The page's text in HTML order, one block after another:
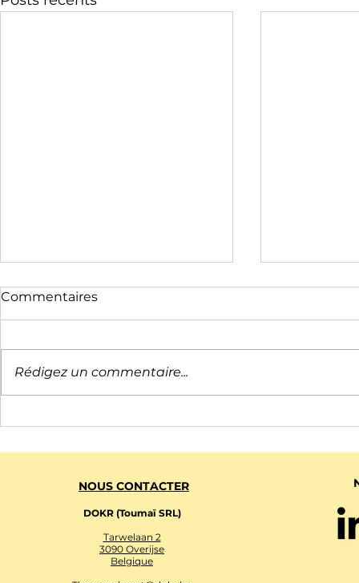
tarification
Commentaires
Rédigez un commentaire...
NOUS CONTACTER
DOKR (Toumaï SRL)
Tarwelaan 2
3090 Overijse
Belgique